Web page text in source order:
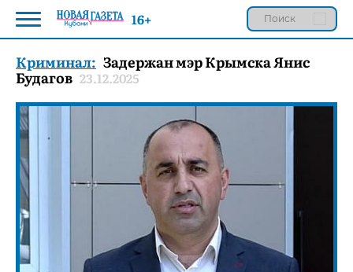
Криминал: Задержан мэр Крымска Янис
Будагов 23.12.2025
16+